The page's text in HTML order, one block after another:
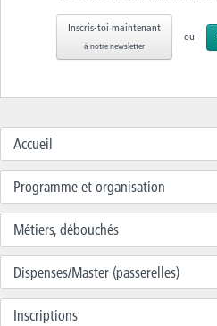
Inscris-toi maintenant
à notre newsletter
ou
Accueil
Programme et organisation
Métiers, débouchés
Dispenses/Master (passerelles)
Inscriptions